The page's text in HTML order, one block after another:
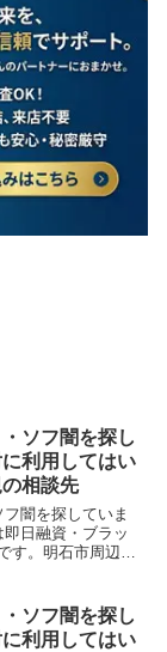
ソフ闇を探し
利用してはい
相談先
闇を探していま
日融資・ブラッ
す。明石市周辺で
ソフ闇を探し
利用してはい